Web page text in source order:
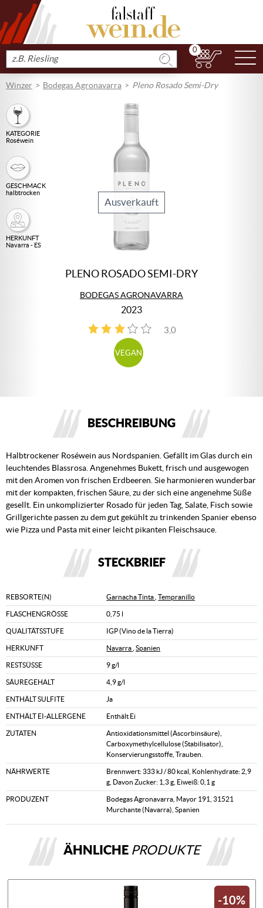
Produkt
suchen
0
Winzer Bodegas Agronavarra Pleno Rosado Semi-Dry
KATEGORIE
Roséwein
GESCHMACK
halbtrocken
HERKUNFT
Navarra - ES
Ausverkauft
PLENO ROSADO SEMI-DRY
BODEGAS AGRONAVARRA
2023
3,0
1
VEGAN
BESCHREIBUNG
Halbtrockener Roséwein aus Nordspanien. Gefällt im Glas durch ein
leuchtendes Blassrosa. Angenehmes Bukett, frisch und ausgewogen
mit den Aromen von frischen Erdbeeren. Sie harmonieren wunderbar
mit der kompakten, frischen Säure, zu der sich eine angenehme Süße
gesellt. Ein unkomplizierter Rosado für jeden Tag, Salate, Fisch sowie
Grillgerichte passen zu dem gut gekühlt zu trinkenden Spanier ebenso
wie Pizza und Pasta mit einer leicht pikanten Fleischsauce.
STECKBRIEF
REBSORTE(N) Garnacha Tinta ,Tempranillo
FLASCHENGRÖSSE 0,75 l
QUALITÄTSSTUFE IGP (Vino de la Tierra)
HERKUNFT Navarra ,Spanien
RESTSÜSSE 9 g/l
SÄUREGEHALT 4,9 g/l
ENTHÄLT SULFITE Ja
ENTHÄLT EI-ALLERGENE Enthält Ei
ZUTATEN
Antioxidationsmittel (Ascorbinsäure),
Carboxymethylcellulose (Stabilisator),
Konservierungsstoffe, Trauben.
NÄHRWERTE
Brennwert: 333 kJ / 80 kcal, Kohlenhydrate: 2,9
g, Davon Zucker: 1,3 g, Eiweiß: 0,1 g
PRODUZENT
Bodegas Agronavarra, Mayor 191, 31521
Murchante (Navarra), Spanien
ÄHNLICHE PRODUKTE
-10%